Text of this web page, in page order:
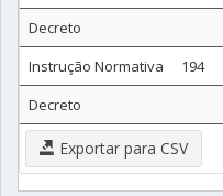
Decreto
Instrução Normativa
194
Decreto
Exportar para CSV